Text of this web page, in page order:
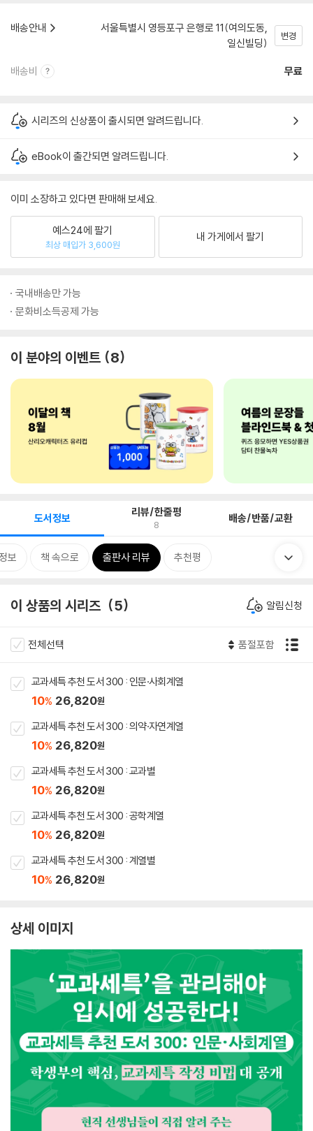
배송안내
서울특별시 영등포구 은행로 11(여의도동,
일신빌딩)
변경
배송비 무료
시리즈의 신상품이 출시되면 알려드립니다.
eBook이 출간되면 알려드립니다.
이미 소장하고 있다면 판매해 보세요.
예스24에 팔기
최상 매입가 3,600원
내 가게에서 팔기
국내배송만 가능
문화비소득공제 가능
이 분야의 이벤트 8
도서정보 리뷰/한줄평
8 배송/반품/교환
보 책 속으로 출판사 리뷰 추천평
이 상품의 시리즈 5 알림신청
전체선택 품절포함
교과세특 추천 도서 300 : 인문·사회계열
10% 26,820원
교과세특 추천 도서 300 : 의약·자연계열
10% 26,820원
교과세특 추천 도서 300 : 교과별
10% 26,820원
교과세특 추천 도서 300 : 공학계열
10% 26,820원
교과세특 추천 도서 300 : 계열별
10% 26,820원
상세 이미지